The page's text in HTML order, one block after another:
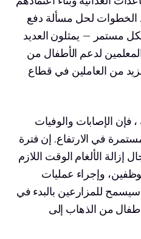
الخطوات لحل مسألة دفع
مستمر – يمثلون العديد
لدعم الأطفال من
من العاملين في قطاع
فإن الإصابات والوفيات
مستمرة في الارتفاع. إن فترة
الألغام الوقت اللازم
وإجراء عمليات
سيسمح للمزارعين بالبدء في
من الذهاب إلى